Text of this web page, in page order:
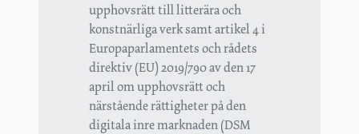
upphovsrätt till litterära och
konstnärliga verk samt artikel 4 i
Europaparlamentets och rådets
direktiv (EU) 2019/790 av den 17
april om upphovsrätt och
närstående rättigheter på den
digitala inre marknaden (DSM